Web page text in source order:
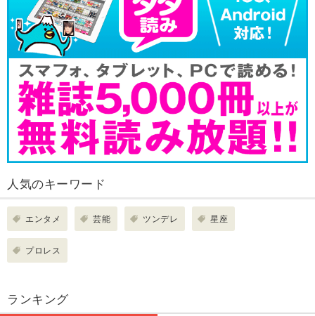
人気のキーワード
エンタメ 芸能 ツンデレ 星座
プロレス
ランキング